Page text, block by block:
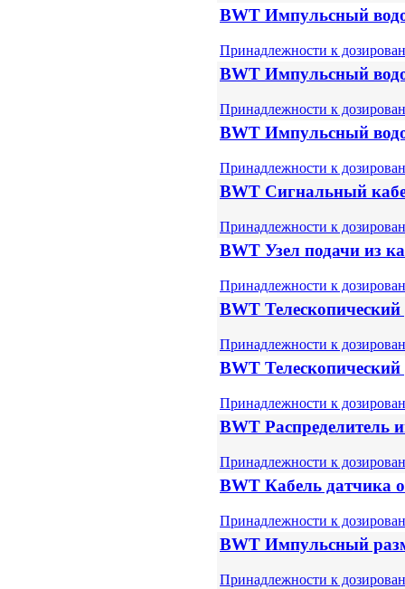
BWT Импульсный
Принадлежности к
BWT Импульсный
Принадлежности к
BWT Импульсный
Принадлежности к
BWT Сигнальный
Принадлежности к
BWT Узел подачи из
Принадлежности к
BWT
Принадлежности к
BWT
Принадлежности к
BWT Распределитель
Принадлежности к
BWT Кабель датчика
Принадлежности к
BWT Импульсный
Принадлежности к